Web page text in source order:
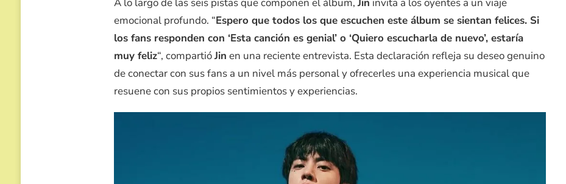
A lo largo de las seis pistas que componen el álbum, Jin invita a los oyentes a un viaje
emocional profundo. “Espero que todos los que escuchen este álbum se sientan felices. Si
los fans responden con ‘Esta canción es genial’ o ‘Quiero escucharla de nuevo’, estaría
muy feliz“, compartióJin en una reciente entrevista. Esta declaración refleja su deseo genuino
de conectar con sus fans a un nivel más personal y ofrecerles una experiencia musical que
resuene con sus propios sentimientos y experiencias.